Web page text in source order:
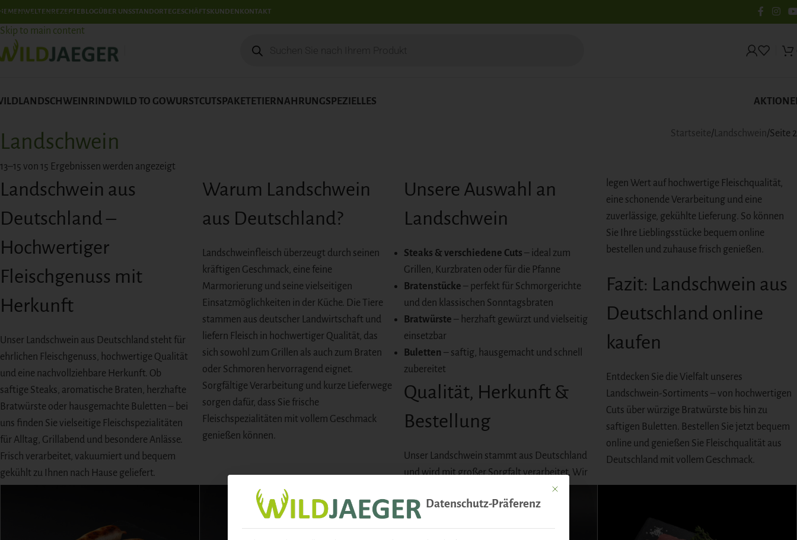
Skip to navigation
Skip to main content
REZEPTEBLOGÜBER UNSSTANDORTEGESCHÄFTSKUNDENKONTAKT
LANDSCHWEIN RINDWILD TO GOWURSTCUTS PAKETETIERNAHRUNGSPEZIELLES
Landschwein Startseite Landschwein Seite 2
13–15 von 15 Ergebnissen werden angezeigt
Landschwein aus
Deutschland –
Hochwertiger
Fleischgenuss mit
Herkunft
Unser Landschwein aus Deutschland steht für
ehrlichen Fleischgenuss, hochwertige Qualität
und eine nachvollziehbare Herkunft. Ob
saftige Steaks, aromatische Braten, herzhafte
Bratwürste oder hausgemachte Buletten – bei
uns finden Sie vielseitige Fleischspezialitäten
für Alltag, Grillabend und besondere Anlässe.
Frisch verarbeitet, vakuumiert und bequem
gekühlt zu Ihnen nach Hause geliefert.
Warum Landschwein
aus Deutschland?
Landschweinfleisch überzeugt durch seinen
kräftigen Geschmack, eine feine
Marmorierung und seine vielseitigen
Einsatzmöglichkeiten in der Küche. Die Tiere
stammen aus deutscher Landwirtschaft und
liefern Fleisch in hochwertiger Qualität, das
sich sowohl zum Grillen als auch zum Braten
oder Schmoren hervorragend eignet.
Sorgfältige Verarbeitung und kurze Lieferwege
sorgen dafür, dass Sie frische
Fleischspezialitäten mit vollem Geschmack
genießen können.
Unsere Auswahl an
Landschwein
Steaks & verschiedene Cuts – ideal zum
Grillen, Kurzbraten oder für die Pfanne
Bratenstücke – perfekt für Schmorgerichte
und den klassischen Sonntagsbraten
Bratwürste – herzhaft gewürzt und vielseitig
einsetzbar
Buletten – saftig, hausgemacht und schnell
zubereitet
Qualität, Herkunft &
Bestellung
Unser Landschwein stammt aus Deutschland
und wird mit großer Sorgfalt verarbeitet. Wir
legen Wert auf hochwertige Fleischqualität,
eine schonende Verarbeitung und eine
zuverlässige, gekühlte Lieferung. So können
Sie Ihre Lieblingsstücke bequem online
bestellen und zuhause frisch genießen.
Fazit: Landschwein aus
Deutschland online
kaufen
Entdecken Sie die Vielfalt unseres
Landschwein-Sortiments – von hochwertigen
Cuts über würzige Bratwürste bis hin zu
saftigen Buletten. Bestellen Sie jetzt bequem
online und genießen Sie Fleischqualität aus
Deutschland mit vollem Geschmack.
Mit diesem Button wird der Dialog geschlossen. Seine Funktionalität ist identisch mit
Datenschutz-Präferenz